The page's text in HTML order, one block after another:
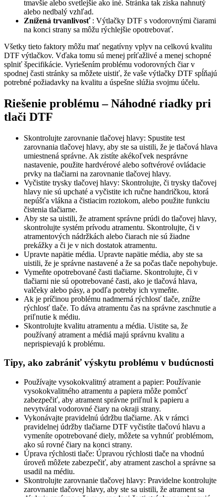
tmavšie alebo svetlejšie ako iné. Stránka tak získa nahnutý
alebo nedbalý vzhľad.
Znížená trvanlivosť: Výtlačky DTF s vodorovnými čiarami
na konci strany sa môžu rýchlejšie opotrebovať.
Všetky tieto faktory môžu mať negatívny vplyv na celkovú kvalitu
DTF výtlačkov. Vďaka tomu sú menej príťažlivé a menej schopné
splniť špecifikácie. Vyriešením problému vodorovných čiar v
spodnej časti stránky sa môžete uistiť, že vaše výtlačky DTF spĺňajú
potrebné požiadavky na kvalitu a úspešne slúžia svojmu účelu.
Riešenie problému – Náhodné riadky pri
tlači DTF
Skontrolujte zarovnanie tlačovej hlavy: Spustite test
zarovnania tlačovej hlavy, aby ste sa uistili, že je tlačová hlava
umiestnená správne. Ak zistíte akékoľvek nesprávne
nastavenie, použite hardvérové ​​alebo softvérové ​​ovládacie
prvky na tlačiarni na zarovnanie tlačovej hlavy.
Vyčistite trysky tlačovej hlavy: Skontrolujte, či trysky tlačovej
hlavy nie sú upchaté a vyčistite ich ručne handričkou, ktorá
nepúšťa vlákna a čistiacim roztokom, alebo použite funkciu
čistenia tlačiarne.
Aby ste sa uistili, že atrament správne prúdi do tlačovej hlavy,
skontrolujte systém prívodu atramentu. Skontrolujte, či v
atramentových nádržkách alebo čiarach nie sú žiadne
prekážky a či je v nich dostatok atramentu.
Upravte napätie média. Upravte napätie média, aby ste sa
uistili, že je správne nastavené a že sa počas tlače nepohybuje.
Vymeňte opotrebované časti tlačiarne. Skontrolujte, či v
tlačiarni nie sú opotrebované časti, ako je tlačová hlava,
valčeky alebo pásy, a podľa potreby ich vymeňte.
Ak je príčinou problému nadmerná rýchlosť tlače, znížte
rýchlosť tlače. To dáva atramentu čas na správne zaschnutie a
priľnutie k médiu.
Skontrolujte kvalitu atramentu a média. Uistite sa, že
používaný atrament a médiá majú správnu kvalitu a
neprispievajú k problému.
Tipy, ako zabrániť výskytu problému v budúcnosti
Používajte vysokokvalitný atrament a papier: Používanie
vysokokvalitného atramentu a papiera môže pomôcť
zabezpečiť, aby atrament správne priľnul k papieru a
nevytváral vodorovné čiary na okraji strany.
Vykonávajte pravidelnú údržbu tlačiarne. Ak v rámci
pravidelnej údržby tlačiarne DTF vyčistíte tlačovú hlavu a
vymeníte opotrebované diely, môžete sa vyhnúť problémom,
ako sú rovné čiary na konci strany.
Úprava rýchlosti tlače: Úpravou rýchlosti tlače na vhodnú
úroveň môžete zabezpečiť, aby atrament zaschol a správne sa
usadil na médiu.
Skontrolujte zarovnanie tlačovej hlavy: Pravidelne kontrolujte
zarovnanie tlačovej hlavy, aby ste sa uistili, že atrament sa